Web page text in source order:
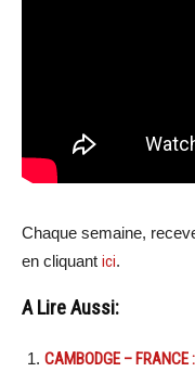
Chaque semaine,
en cliquant ici.
A Lire Aussi:
CAMBODGE –